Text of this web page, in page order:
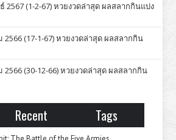
2567 (1-2-67) หวยงวดล่าสุด ผลสลากกินแบ่ง
(17-1-67) หวยงวดล่าสุด ผลสลากกิน
(30-12-66) หวยงวดล่าสุด ผลสลากกิน
Recent Tags